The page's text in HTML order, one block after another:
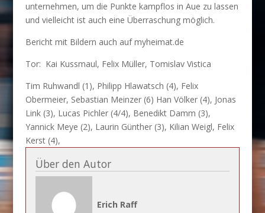
unternehmen, um die Punkte kampflos in Aue zu lassen
und vielleicht ist auch eine Überraschung möglich.
Bericht mit Bildern auch auf myheimat.de
Tor: Kai Kussmaul, Felix Müller, Tomislav Vistica
Tim Ruhwandl (1), Philipp Hlawatsch (4), Felix
Obermeier, Sebastian Meinzer (6) Han Völker (4), Jonas
Link (3), Lucas Pichler (4/4), Benedikt Damm (3),
Yannick Meye (2), Laurin Günther (3), Kilian Weigl, Felix
Kerst (4),
Über den Autor
Erich Raff